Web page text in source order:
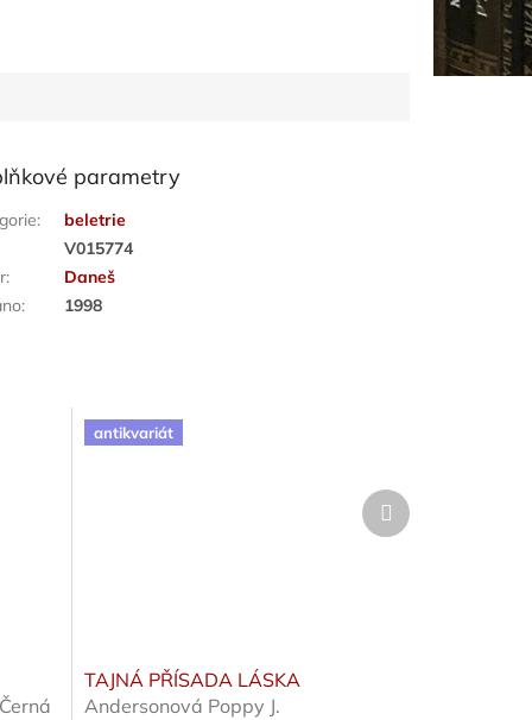
parametry
:
beletrie
V015774
:
Daneš
: 1998
Černá
antikvariát
TAJNÁ PŘÍSADA LÁSKA
Andersonová Poppy J.
Další
produkt